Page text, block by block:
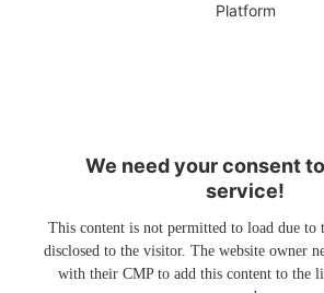
Platform
We need your consent
service!
This content is not permitted to load due to
disclosed to the visitor. The website owner
with their CMP to add this content to the